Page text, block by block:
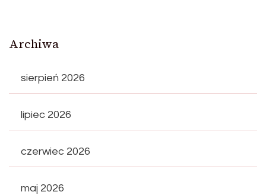
Archiwa
sierpień 2026
lipiec 2026
czerwiec 2026
maj 2026